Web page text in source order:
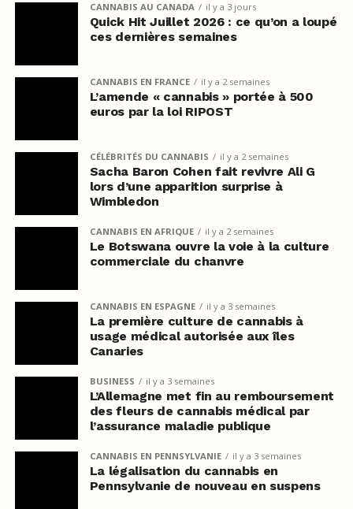
CANNABIS AU CANADA il y a 3 jours
Quick Hit Juillet 2026 : ce qu’on a loupé
ces dernières semaines
CANNABIS EN FRANCE il y a 2 semaines
L’amende « cannabis » portée à 500
euros par la loi RIPOST
CÉLÉBRITÉS DU CANNABIS il y a 2 semaines
Sacha Baron Cohen fait revivre Ali G
lors d’une apparition surprise à
Wimbledon
CANNABIS EN AFRIQUE il y a 2 semaines
Le Botswana ouvre la voie à la culture
commerciale du chanvre
CANNABIS EN ESPAGNE il y a 3 semaines
La première culture de cannabis à
usage médical autorisée aux îles
Canaries
BUSINESS il y a 3 semaines
L’Allemagne met fin au remboursement
des fleurs de cannabis médical par
l’assurance maladie publique
CANNABIS EN PENNSYLVANIE il y a 3 semaines
La légalisation du cannabis en
Pennsylvanie de nouveau en suspens